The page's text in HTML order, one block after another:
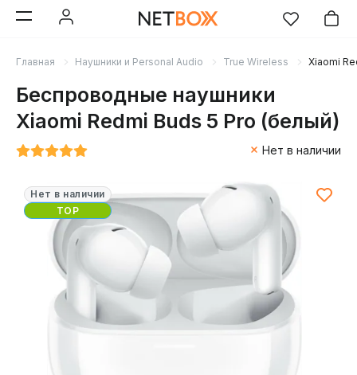
Главная Наушники и Personal Audio True Wireless Xiaomi
Беспроводные наушники
Xiaomi Redmi Buds 5 Pro (белый)
Нет в наличии
Нет в наличии
TOP